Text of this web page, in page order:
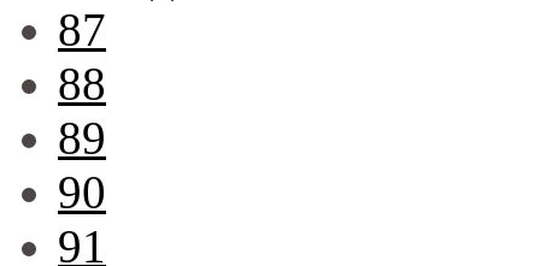
87
88
89
90
91